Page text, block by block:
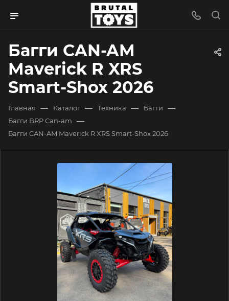
Багги CAN-AM
Maverick R XRS
Smart-Shox 2026
Главная — Каталог — Техника — Багги —
Багги BRP Can-am —
Багги CAN-AM Maverick R XRS Smart-Shox 2026